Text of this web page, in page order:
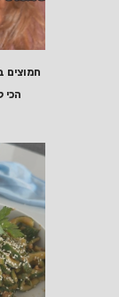
חמוצים
הכי